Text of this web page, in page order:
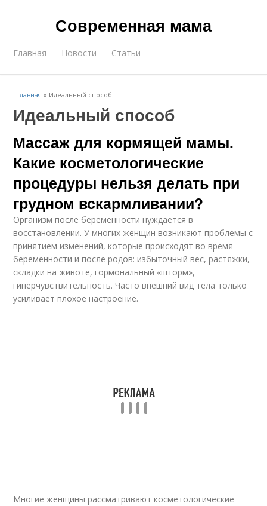
Современная мама
Главная Новости Статьи
Главная » Идеальный способ
Идеальный способ
Массаж для кормящей мамы.
Какие косметологические
процедуры нельзя делать при
грудном вскармливании?
Организм после беременности нуждается в
восстановлении. У многих женщин возникают проблемы с
принятием изменений, которые происходят во время
беременности и после родов: избыточный вес, растяжки,
складки на животе, гормональный «шторм»,
гиперчувствительность. Часто внешний вид тела только
усиливает плохое настроение.
Многие женщины рассматривают косметологические